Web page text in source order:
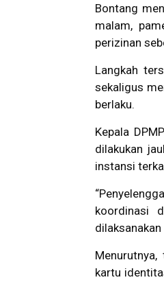
Bontang
malam,
perizinan
Langkah
sekaligus
berlaku.
Kepala
dilakukan
instansi
koordinasi
kartu